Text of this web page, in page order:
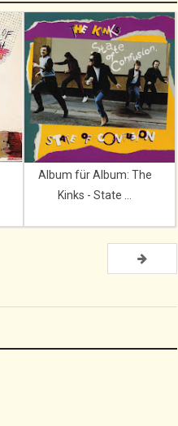
Album für Album: The
Kinks - State ...